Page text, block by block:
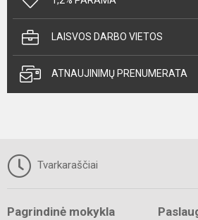
LAISVOS DARBO VIETOS
ATNAUJINIMŲ PRENUMERATA
Tvarkaraščiai
Pagrindinė mokykla